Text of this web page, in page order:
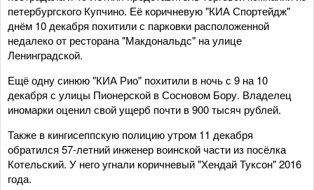
петербургского Купчино. Её коричневую "КИА Спортейдж"
днём 10 декабря похитили с парковки расположенной
недалеко от ресторана "Макдональдс" на улице
Ленинградской.
Ещё одну синюю "КИА Рио" похитили в ночь с 9 на 10
декабря с улицы Пионерской в Сосновом Бору. Владелец
иномарки оценил свой ущерб почти в 900 тысяч рублей.
Также в кингисеппскую полицию утром 11 декабря
обратился 57-летний инженер воинской части из посёлка
Котельский. У него угнали коричневый "Хендай Туксон" 2016
года.